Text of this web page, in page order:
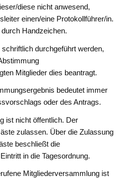
diese nicht anwesend,
einen/eine Protokollführer/in.
Handzeichen.
durchgeführt werden,
Mitglieder dies beantragt.
bedeutet immer
oder des Antrags.
ist nicht öffentlich. Der
zulassen. Über die Zulassung
beschließt die
in die Tagesordnung.
Mitgliederversammlung ist